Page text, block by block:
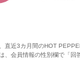
直近3カ月間のHOT
、会員情報の性別欄で「回